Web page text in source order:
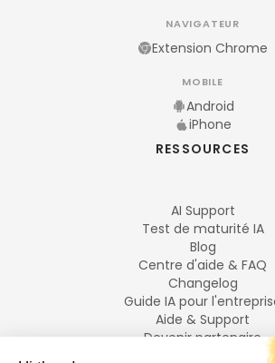
NAVIGATEUR
Extension Chrome
MOBILE
Android
iPhone
RESSOURCES
AI Support
Test de maturité IA
Blog
Centre d'aide & FAQ
Changelog
Guide IA pour
Aide & Support
Devenir partenaire